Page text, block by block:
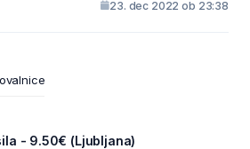
23. dec 2022 ob 23:38
- 9.50€ (Ljubljana)